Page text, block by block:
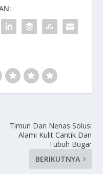
Timun Dan Nenas Solusi
Alami Kulit Cantik Dan
Tubuh Bugar
BERIKUTNYA